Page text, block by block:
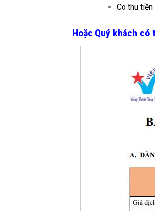
Có thu
Hoặc Quý khách